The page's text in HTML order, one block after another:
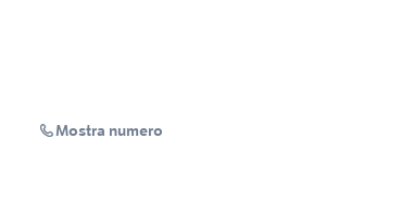
Mostra numero